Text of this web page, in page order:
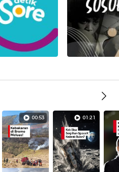
00:53 01:21